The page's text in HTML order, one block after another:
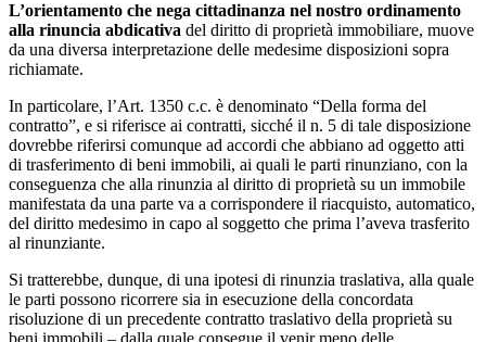
L’orientamento che nega cittadinanza nel nostro ordinamento
alla rinuncia abdicativa del diritto di proprietà immobiliare, muove
da una diversa interpretazione delle medesime disposizioni sopra
richiamate.
In particolare, l’Art. 1350 c.c. è denominato “Della forma del
contratto”, e si riferisce ai contratti, sicché il n. 5 di tale disposizione
dovrebbe riferirsi comunque ad accordi che abbiano ad oggetto atti
di trasferimento di beni immobili, ai quali le parti rinunziano, con la
conseguenza che alla rinunzia al diritto di proprietà su un immobile
manifestata da una parte va a corrispondere il riacquisto, automatico,
del diritto medesimo in capo al soggetto che prima l’aveva trasferito
al rinunziante.
Si tratterebbe, dunque, di una ipotesi di rinunzia traslativa, alla quale
le parti possono ricorrere sia in esecuzione della concordata
risoluzione di un precedente contratto traslativo della proprietà su